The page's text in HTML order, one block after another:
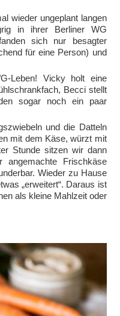
wieder ungeplant langen
in ihrer Berliner WG
sich nur besagter
für eine Person) und
Leben! Vicky holt eine
Becci stellt
sogar noch ein paar
und die Datteln
mit dem Käse, würzt mit
Stunde sitzen wir dann
Frischkäse
Wieder zu Hause
„erweitert“. Daraus ist
als kleine Mahlzeit oder